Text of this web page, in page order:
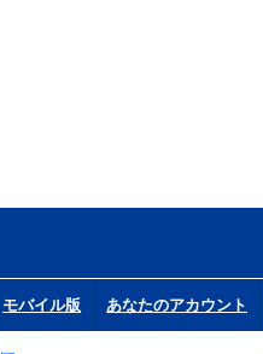
モバイル版 あなたのアカウント